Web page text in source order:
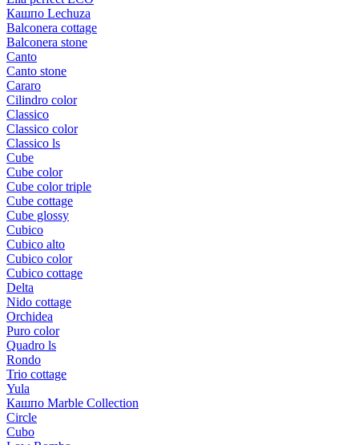
Кашпо Lechuza
Balconera cottage
Balconera stone
Canto
Canto stone
Cararo
Cilindro color
Classico
Classico color
Classico ls
Cube
Cube color
Cube color triple
Cube cottage
Cube glossy
Cubico
Cubico alto
Cubico color
Cubico cottage
Delta
Nido cottage
Orchidea
Puro color
Quadro ls
Rondo
Trio cottage
Yula
Кашпо Marble Collection
Circle
Cubo